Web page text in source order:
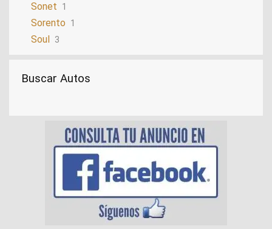
Sonet 1
Sorento 1
Soul 3
Buscar Autos